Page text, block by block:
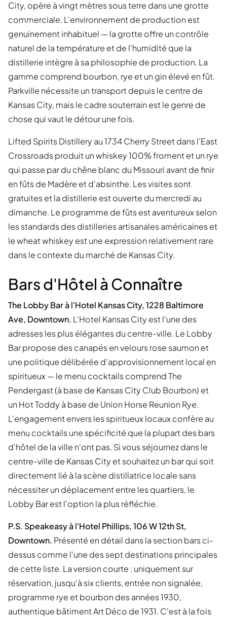
City, opère à vingt mètres sous terre dans une grotte
commerciale. L'environnement de production est
genuinement inhabituel — la grotte offre un contrôle
naturel de la température et de l'humidité que la
distillerie intègre à sa philosophie de production. La
gamme comprend bourbon, rye et un gin élevé en fût.
Parkville nécessite un transport depuis le centre de
Kansas City, mais le cadre souterrain est le genre de
chose qui vaut le détour une fois.
Lifted Spirits Distillery au 1734 Cherry Street dans l'East
Crossroads produit un whiskey 100% froment et un rye
qui passe par du chêne blanc du Missouri avant de finir
en fûts de Madère et d'absinthe. Les visites sont
gratuites et la distillerie est ouverte du mercredi au
dimanche. Le programme de fûts est aventureux selon
les standards des distilleries artisanales américaines et
le wheat whiskey est une expression relativement rare
dans le contexte du marché de Kansas City.
Bars d'Hôtel à Connaître
The Lobby Bar à l'Hotel Kansas City, 1228 Baltimore
Ave, Downtown. L'Hotel Kansas City est l'une des
adresses les plus élégantes du centre-ville. Le Lobby
Bar propose des canapés en velours rose saumon et
une politique délibérée d'approvisionnement local en
spiritueux — le menu cocktails comprend The
Pendergast (à base de Kansas City Club Bourbon) et
un Hot Toddy à base de Union Horse Reunion Rye.
L'engagement envers les spiritueux locaux confère au
menu cocktails une spécificité que la plupart des bars
d'hôtel de la ville n'ont pas. Si vous séjournez dans le
centre-ville de Kansas City et souhaitez un bar qui soit
directement lié à la scène distillatrice locale sans
nécessiter un déplacement entre les quartiers, le
Lobby Bar est l'option la plus réfléchie.
P.S. Speakeasy à l'Hotel Phillips, 106 W 12th St,
Downtown. Présenté en détail dans la section bars ci-
dessus comme l'une des sept destinations principales
de cette liste. La version courte : uniquement sur
réservation, jusqu'à six clients, entrée non signalée,
programme rye et bourbon des années 1930,
authentique bâtiment Art Déco de 1931. C'est à la fois